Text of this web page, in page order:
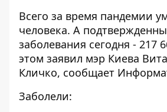
Всего за время пандемии
человека. А
заболевания сегодня - 217
этом заявил мэр Киева
Кличко, сообщает
Заболели: